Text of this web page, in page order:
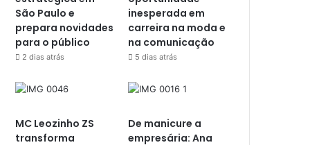
São Paulo e
prepara novidades
para o público
2 dias atrás
inesperada em
carreira na moda e
na comunicação
5 dias atrás
MC Leozinho ZS
transforma
De manicure a
empresária: Ana